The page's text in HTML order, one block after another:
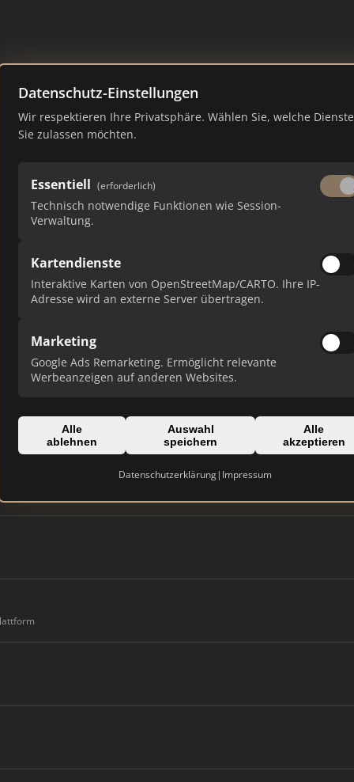
Datenschutz-Einstellungen
Wir respektieren Ihre Privatsphäre. Wählen Sie, welche Dienste
Sie zulassen möchten.
Essentiell (erforderlich)
Technisch notwendige Funktionen wie Session-
Verwaltung.
Kartendienste
Interaktive Karten von OpenStreetMap/CARTO. Ihre IP-
Adresse wird an externe Server übertragen.
Marketing
Google Ads Remarketing. Ermöglicht relevante
Werbeanzeigen auf anderen Websites.
Alle
ablehnen
Auswahl
speichern
Alle
akzeptieren
Datenschutzerklärung| Impressum
– Ranking Juli 2026